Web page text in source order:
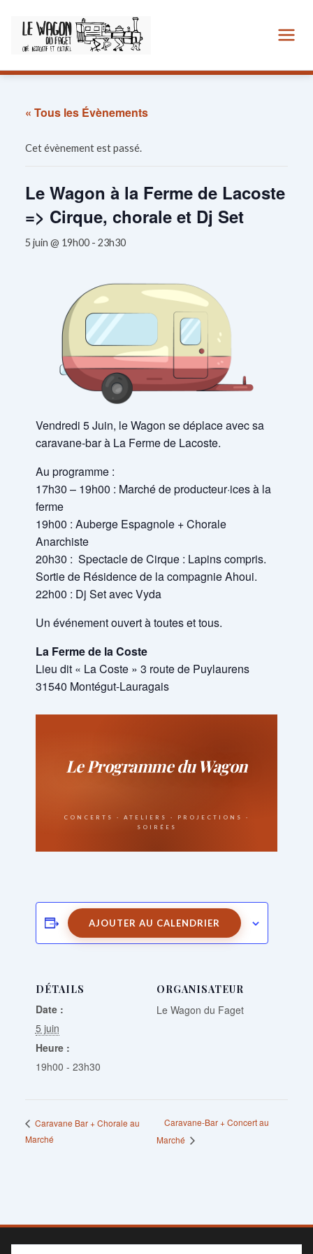
contenu
« Tous les Évènements
Cet évènement est passé.
Le Wagon à la Ferme de Lacoste
=> Cirque, chorale et Dj Set
5 juin @ 19h00 - 23h30
Vendredi 5 Juin, le Wagon se déplace avec sa
caravane-bar à La Ferme de Lacoste.
Au programme :
17h30 – 19h00 : Marché de producteur·ices à la
ferme
19h00 : Auberge Espagnole + Chorale
Anarchiste
20h30 : Spectacle de Cirque : Lapins compris.
Sortie de Résidence de la compagnie Ahoui.
22h00 : Dj Set avec Vyda
Un événement ouvert à toutes et tous.
La Ferme de la Coste
Lieu dit « La Coste » 3 route de Puylaurens
31540 Montégut-Lauragais
AJOUTER AU CALENDRIER
DÉTAILS
Date :
5 juin
Heure :
19h00 - 23h30
ORGANISATEUR
Le Wagon du Faget
Caravane Bar + Chorale au
Marché
Caravane-Bar + Concert au
Marché